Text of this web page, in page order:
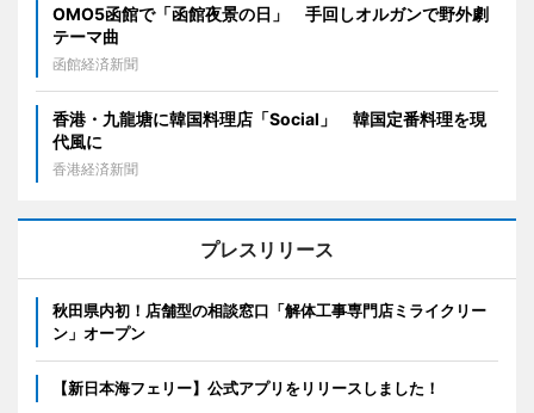
OMO5函館で「函館夜景の日」 手回しオルガンで野外劇
テーマ曲
函館経済新聞
香港・九龍塘に韓国料理店「Social」 韓国定番料理を現
代風に
香港経済新聞
プレスリリース
秋田県内初！店舗型の相談窓口「解体工事専門店ミライクリー
ン」オープン
【新日本海フェリー】公式アプリをリリースしました！